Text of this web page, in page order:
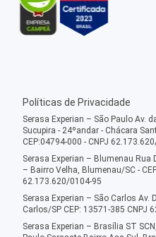
Políticas de Privacidade
Serasa Experian – São Paulo Av.
Sucupira - 24ºandar - Chácara
CEP:04794-000 - CNPJ
Serasa Experian – Blumenau Rua
– Bairro Velha, Blumenau/SC -
62.173.620/0104-95
Serasa Experian – São Carlos Av.
Carlos/SP CEP: 13571-385 CNPJ
Serasa Experian – Brasília ST